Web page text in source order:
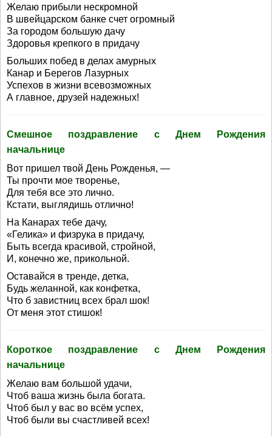
Желаю прибыли нескромной
В швейцарском банке счет огромный
За городом большую дачу
Здоровья крепкого в придачу
Больших побед в делах амурных
Канар и Берегов Лазурных
Успехов в жизни всевозможных
А главное, друзей надежных!
Смешное поздравление с Днем Рождения
начальнице
Вот пришел твой День Рожденья, —
Ты прочти мое творенье,
Для тебя все это лично.
Кстати, выглядишь отлично!
На Канарах тебе дачу,
«Гелика» и физрука в придачу,
Быть всегда красивой, стройной,
И, конечно же, прикольной.
Оставайся в тренде, детка,
Будь желанной, как конфетка,
Что б завистниц всех брал шок!
От меня этот стишок!
Короткое поздравление с Днем Рождения
начальнице
Желаю вам большой удачи,
Чтоб ваша жизнь была богата.
Чтоб был у вас во всём успех,
Чтоб были вы счастливей всех!